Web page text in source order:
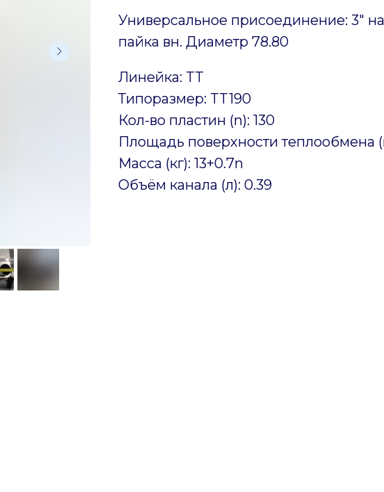
Универсальное присоединение: 3"
пайка вн. Диаметр 78.80
Линейка: TT
Типоразмер: TT190
Кол-во пластин (n): 130
Площадь поверхности теплообмена
Масса (кг): 13+0.7n
Объём канала (л): 0.39